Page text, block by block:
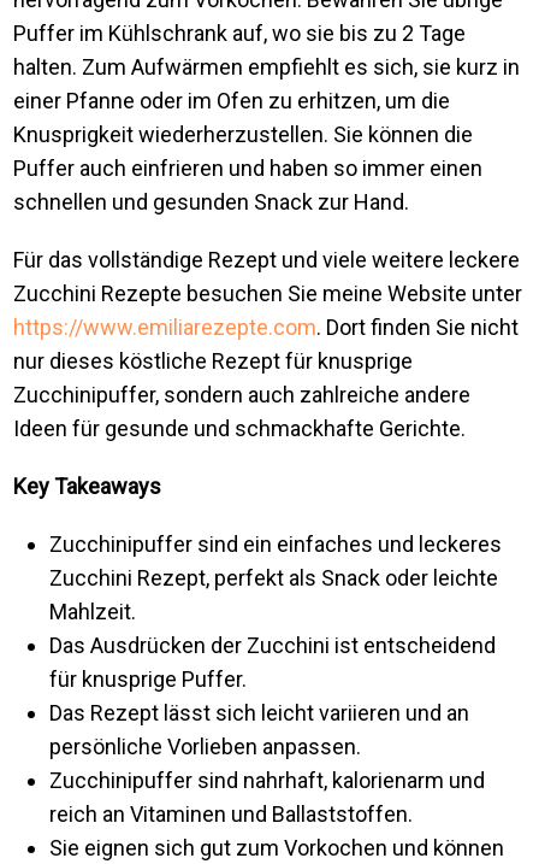
Puffer im Kühlschrank auf, wo sie bis zu 2 Tage
halten. Zum Aufwärmen empfiehlt es sich, sie kurz in
einer Pfanne oder im Ofen zu erhitzen, um die
Knusprigkeit wiederherzustellen. Sie können die
Puffer auch einfrieren und haben so immer einen
schnellen und gesunden Snack zur Hand.
Für das vollständige Rezept und viele weitere leckere
Zucchini Rezepte besuchen Sie meine Website unter
https://www.emiliarezepte.com. Dort finden Sie nicht
nur dieses köstliche Rezept für knusprige
Zucchinipuffer, sondern auch zahlreiche andere
Ideen für gesunde und schmackhafte Gerichte.
Key Takeaways
Zucchinipuffer sind ein einfaches und leckeres
Zucchini Rezept, perfekt als Snack oder leichte
Mahlzeit.
Das Ausdrücken der Zucchini ist entscheidend
für knusprige Puffer.
Das Rezept lässt sich leicht variieren und an
persönliche Vorlieben anpassen.
Zucchinipuffer sind nahrhaft, kalorienarm und
reich an Vitaminen und Ballaststoffen.
Sie eignen sich gut zum Vorkochen und können